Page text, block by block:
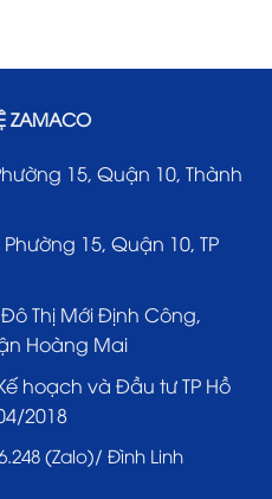
ZAMACO
15, Quận 10, Thành
Phường 15, Quận 10, TP
Thị Mới Định Công,
Hoàng Mai
hoạch và Đầu tư TP Hồ
2018
(Zalo)/ Đình Linh